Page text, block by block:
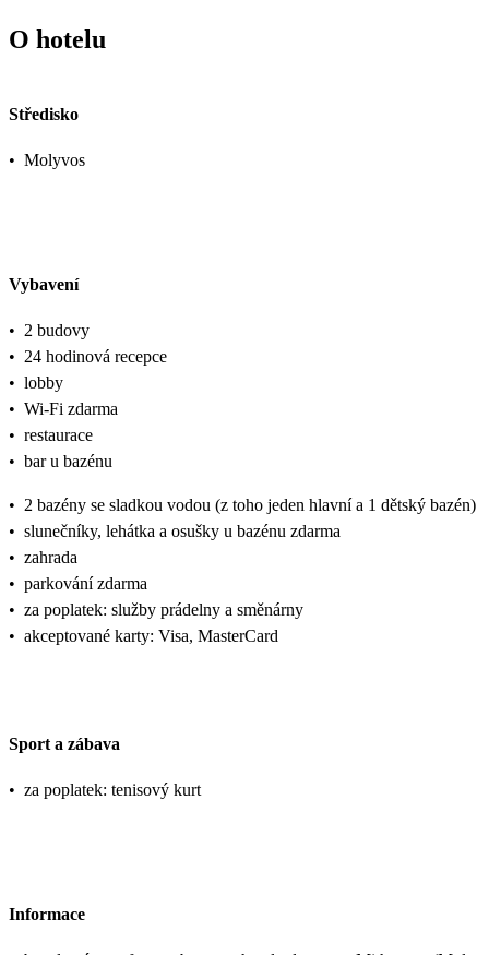
O hotelu
Středisko
• Molyvos
Vybavení
• 2 budovy
• 24 hodinová recepce
• lobby
• Wi-Fi zdarma
• restaurace
• bar u bazénu
• 2 bazény se sladkou vodou (z toho jeden hlavní a 1 dětský bazén)
• slunečníky, lehátka a osušky u bazénu zdarma
• zahrada
• parkování zdarma
• za poplatek: služby prádelny a směnárny
• akceptované karty: Visa, MasterCard
Sport a zábava
• za poplatek: tenisový kurt
Informace